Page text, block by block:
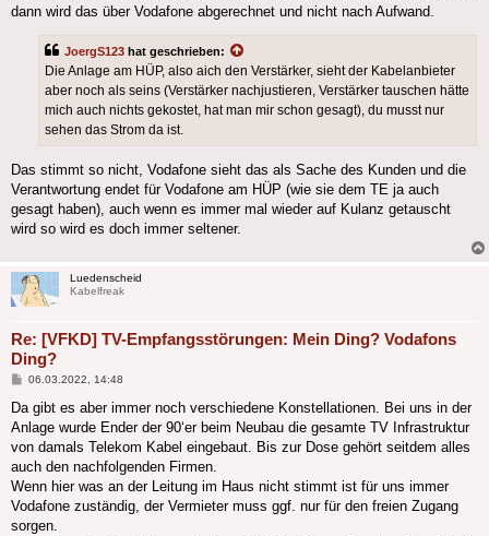
dann wird das über Vodafone abgerechnet und nicht nach Aufwand.
JoergS123 hat geschrieben:
Die Anlage am HÜP, also aich den Verstärker, sieht der Kabelanbieter
aber noch als seins (Verstärker nachjustieren, Verstärker tauschen hätte
mich auch nichts gekostet, hat man mir schon gesagt), du musst nur
sehen das Strom da ist.
Das stimmt so nicht, Vodafone sieht das als Sache des Kunden und die
Verantwortung endet für Vodafone am HÜP (wie sie dem TE ja auch
gesagt haben), auch wenn es immer mal wieder auf Kulanz getauscht
wird so wird es doch immer seltener.
Luedenscheid
Kabelfreak
Re: [VFKD] TV-Empfangsstörungen: Mein Ding? Vodafons
Ding?
Beitrag
06.03.2022, 14:48
Da gibt es aber immer noch verschiedene Konstellationen. Bei uns in der
Anlage wurde Ender der 90‘er beim Neubau die gesamte TV Infrastruktur
von damals Telekom Kabel eingebaut. Bis zur Dose gehört seitdem alles
auch den nachfolgenden Firmen.
Wenn hier was an der Leitung im Haus nicht stimmt ist für uns immer
Vodafone zuständig, der Vermieter muss ggf. nur für den freien Zugang
sorgen.